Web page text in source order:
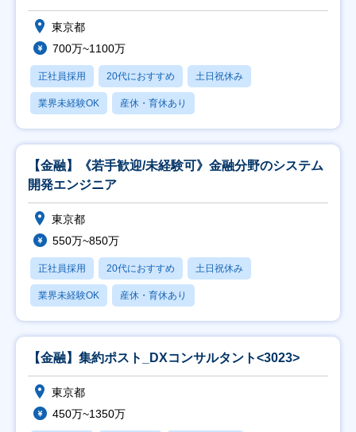
東京都
700万~1100万
正社員採用 20代におすすめ 土日祝休み
業界未経験OK 産休・育休あり
【金融】《若手歓迎/未経験可》金融分野のシステム
開発エンジニア
東京都
550万~850万
正社員採用 20代におすすめ 土日祝休み
業界未経験OK 産休・育休あり
【金融】集約ポスト_DXコンサルタント<3023>
東京都
450万~1350万